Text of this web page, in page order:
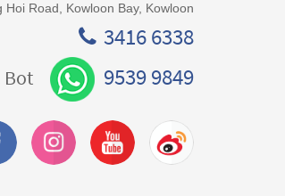
Hoi Road, Kowloon Bay, Kowloon
3416 6338
Bot 9539 9849